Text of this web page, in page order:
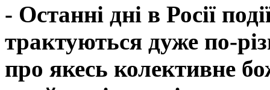
- Останні дні в Росії
трактуються дуже по-
про якесь колективне